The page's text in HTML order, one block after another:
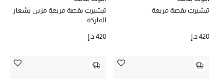
ما وصلنا حديثاً
تيشيرت بقصة مربعة
420 د.إ
تيشيرت بقصة مربعة مزين بشعار
الماركة
420 د.إ